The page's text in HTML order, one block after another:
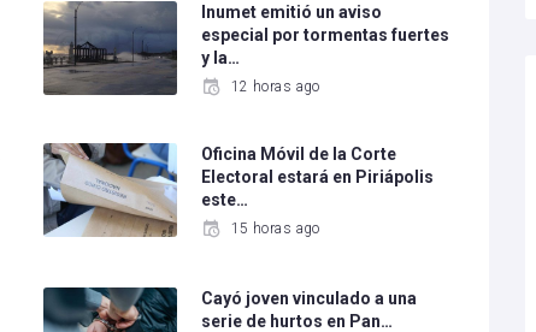
Inumet emitió un aviso
especial por tormentas fuertes
y la…
12 horas ago
Oficina Móvil de la Corte
Electoral estará en Piriápolis
este…
15 horas ago
Cayó joven vinculado a una
serie de hurtos en Pan…